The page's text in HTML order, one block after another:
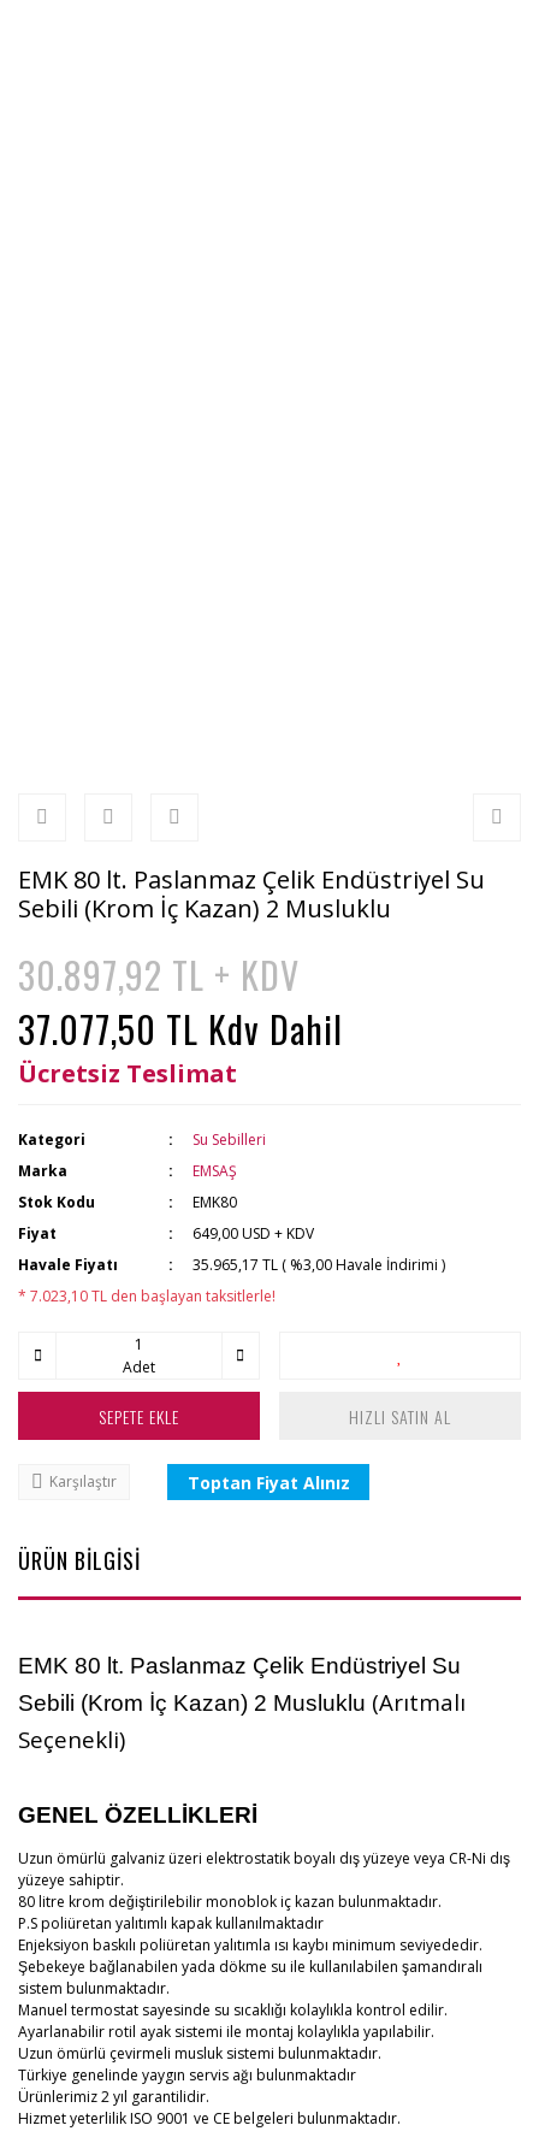
EMK 80 lt. Paslanmaz Çelik Endüstriyel Su
Sebili (Krom İç Kazan) 2 Musluklu
30.897,92 TL + KDV
37.077,50 TL Kdv Dahil
Ücretsiz Teslimat
Kategori
Su Sebilleri
Marka
EMSAŞ
Stok Kodu
EMK80
Fiyat
649,00 USD + KDV
Havale Fiyatı
35.965,17 TL ( %3,00 Havale İndirimi )
* 7.023,10 TL den başlayan taksitlerle!
Adet
SEPETE EKLE HIZLI SATIN AL
Karşılaştır Toptan Fiyat Alınız
ÜRÜN BİLGİSİ
EMK 80 lt. Paslanmaz Çelik Endüstriyel Su
Sebili (Krom İç Kazan) 2 Musluklu (Arıtmalı
Seçenekli)
GENEL ÖZELLİKLERİ
Uzun ömürlü galvaniz üzeri elektrostatik boyalı dış yüzeye veya CR-Ni dış
yüzeye sahiptir.
80 litre krom değiştirilebilir monoblok iç kazan bulunmaktadır.
P.S poliüretan yalıtımlı kapak kullanılmaktadır
Enjeksiyon baskılı poliüretan yalıtımla ısı kaybı minimum seviyededir.
Şebekeye bağlanabilen yada dökme su ile kullanılabilen şamandıralı
sistem bulunmaktadır.
Manuel termostat sayesinde su sıcaklığı kolaylıkla kontrol edilir.
Ayarlanabilir rotil ayak sistemi ile montaj kolaylıkla yapılabilir.
Uzun ömürlü çevirmeli musluk sistemi bulunmaktadır.
Türkiye genelinde yaygın servis ağı bulunmaktadır
Ürünlerimiz 2 yıl garantilidir.
Hizmet yeterlilik ISO 9001 ve CE belgeleri bulunmaktadır.